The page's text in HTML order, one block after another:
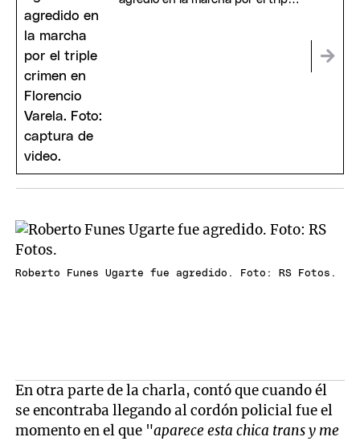
Roberto Funes Ugarte fue agredido. Foto: RS Fotos.
En otra parte de la charla, contó que cuando él
se encontraba llegando al cordón policial fue el
momento en el que "aparece esta chica trans y me